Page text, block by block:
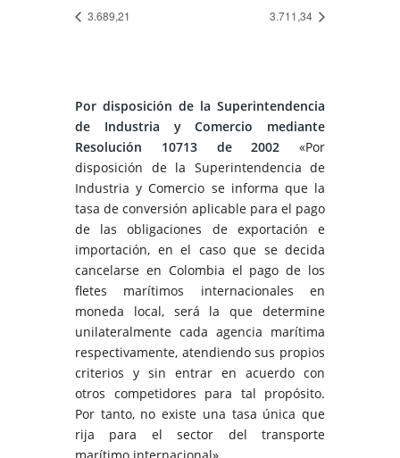
3.689,21 3.711,34
Por disposición de la Superintendencia
de Industria y Comercio mediante
Resolución 10713 de 2002 «Por
disposición de la Superintendencia de
Industria y Comercio se informa que la
tasa de conversión aplicable para el pago
de las obligaciones de exportación e
importación, en el caso que se decida
cancelarse en Colombia el pago de los
fletes marítimos internacionales en
moneda local, será la que determine
unilateralmente cada agencia marítima
respectivamente, atendiendo sus propios
criterios y sin entrar en acuerdo con
otros competidores para tal propósito.
Por tanto, no existe una tasa única que
rija para el sector del transporte